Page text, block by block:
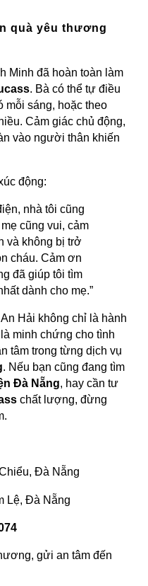
quà yêu thương
Minh đã hoàn toàn làm
. Bà có thể tự điều
mỗi sáng, hoặc theo
Cảm giác chủ động,
vào người thân khiến
động:
nhà tôi cũng
cũng vui, cảm
và không bị trở
cháu. Cảm ơn
đã giúp tôi tìm
dành cho mẹ.”
Hải không chỉ là hành
minh chứng cho tình
tâm trong từng dịch vụ
. Nếu bạn cũng đang tìm
Đà Nẵng, hay cần tư
chất lượng, đừng
Đà Nẵng
Lệ, Đà Nẵng
gửi an tâm đến